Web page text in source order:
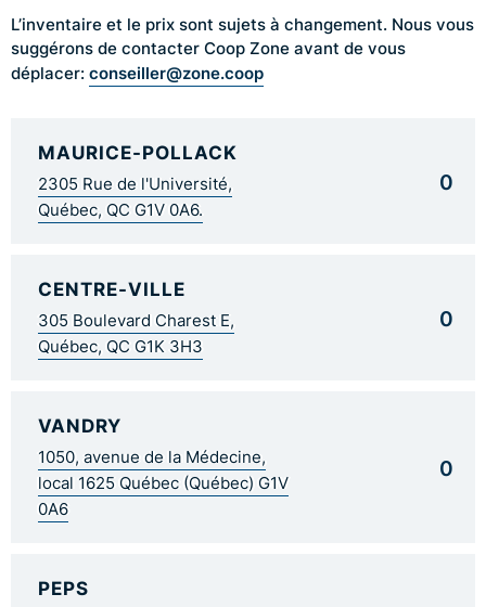
L’inventaire et le prix sont sujets à changement. Nous vous
suggérons de contacter Coop Zone avant de vous
déplacer: conseiller@zone.coop
MAURICE-POLLACK
2305 Rue de l'Université,
Québec, QC G1V 0A6.
0
CENTRE-VILLE
305 Boulevard Charest E,
Québec, QC G1K 3H3
0
VANDRY
1050, avenue de la Médecine,
local 1625 Québec (Québec) G1V
0A6
0
PEPS